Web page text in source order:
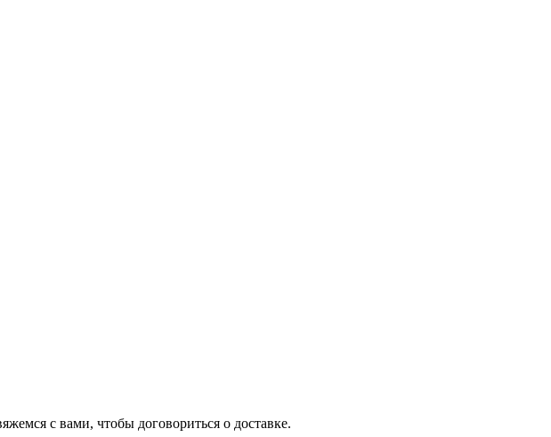
с вами, чтобы договориться о доставке.